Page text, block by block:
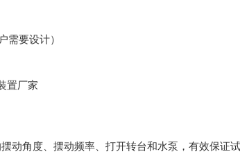
需要设计）
置厂家
动角度、摆动频率、打开转台和水泵，有效保证